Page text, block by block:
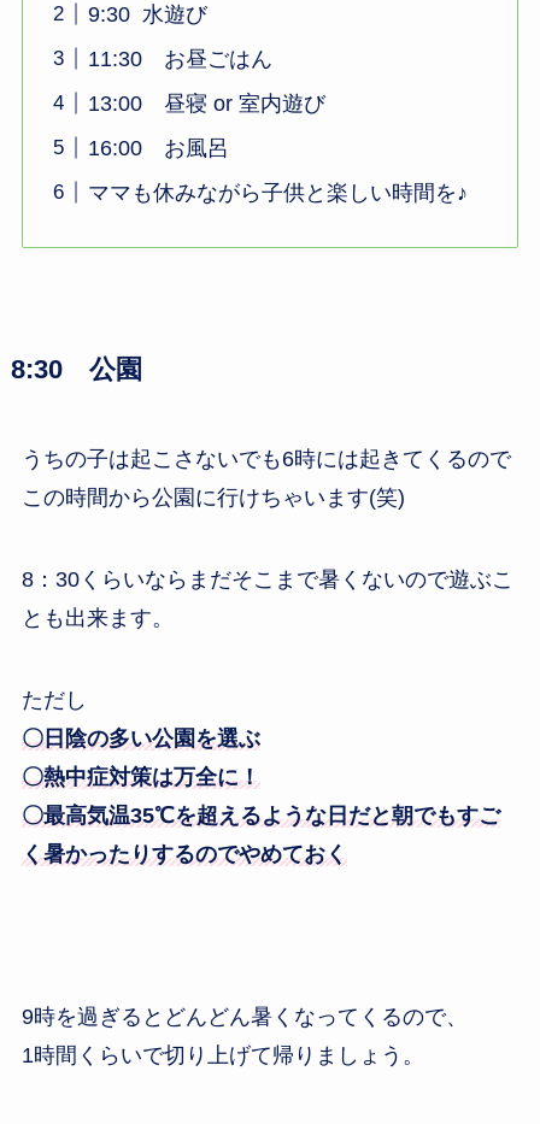
9:30 水遊び
11:30 お昼ごはん
13:00 昼寝 or 室内遊び
16:00 お風呂
ママも休みながら子供と楽しい時間を♪
8:30 公園
うちの子は起こさないでも6時には起きてくるので
この時間から公園に行けちゃいます(笑)
8：30くらいならまだそこまで暑くないので遊ぶこ
とも出来ます。
ただし
〇日陰の多い公園を選ぶ
〇熱中症対策は万全に！
〇最高気温35℃を超えるような日だと朝でもすご
く暑かったりするのでやめておく
9時を過ぎるとどんどん暑くなってくるので、
1時間くらいで切り上げて帰りましょう。